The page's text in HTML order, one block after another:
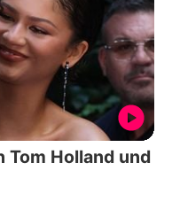
Holland und